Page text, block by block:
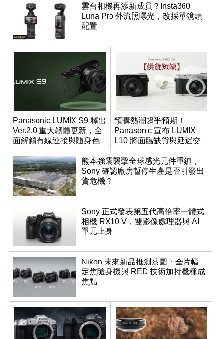
雲台相機再添新成員？Insta360
Luna Pro 外流照曝光，改採單鏡頭
配置
Panasonic LUMIX S9 釋出
Ver.2.0 重大韌體更新，全
面解鎖有線連接與隨身色
調編輯
預購熱潮超乎預期！
Panasonic 宣布 LUMIX
L10 將面臨缺貨與延遲交
貨時間
熊本強震襲擊全球感光元件重鎮，
Sony 確認廠房暫停生產是否引發出
貨危機？
Sony 正式發表第五代高倍率一體式
相機 RX10 V，雙影像處理器與 AI
單元上身
Nikon 未來新品推測藍圖：全片幅
定焦隨身機與 RED 技術加持機種成
焦點